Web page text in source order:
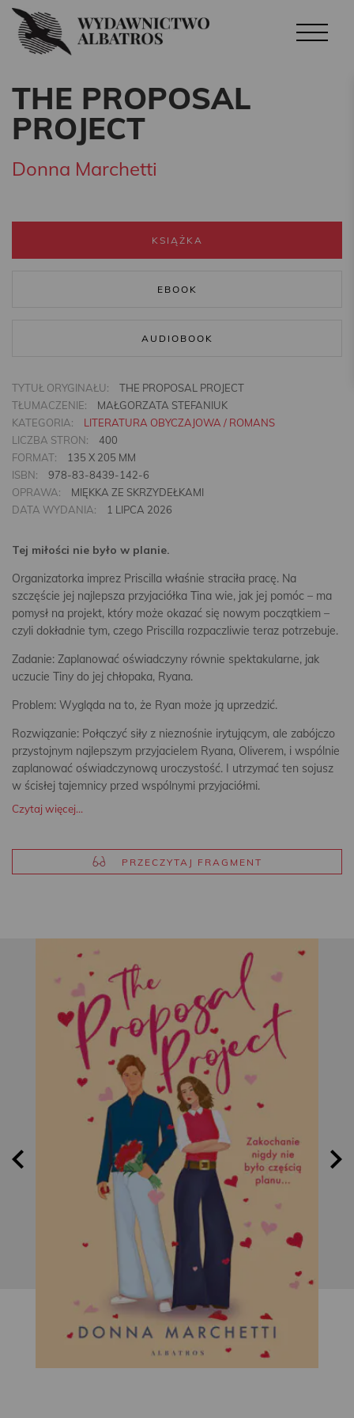
THE PROPOSAL
PROJECT
Donna Marchetti
KSIĄŻKA
EBOOK
AUDIOBOOK
TYTUŁ ORYGINAŁU:
THE PROPOSAL PROJECT
TŁUMACZENIE:
MAŁGORZATA STEFANIUK
KATEGORIA:
LITERATURA OBYCZAJOWA / ROMANS
LICZBA STRON:
400
FORMAT:
135 X 205 MM
ISBN:
978-83-8439-142-6
OPRAWA:
MIĘKKA ZE SKRZYDEŁKAMI
DATA WYDANIA:
1 LIPCA 2026
Tej miłości nie było w planie.
Organizatorka imprez Priscilla właśnie straciła pracę. Na
szczęście jej najlepsza przyjaciółka Tina wie, jak jej pomóc – ma
pomysł na projekt, który może okazać się nowym początkiem –
czyli dokładnie tym, czego Priscilla rozpaczliwie teraz potrzebuje.
Zadanie: Zaplanować oświadczyny równie spektakularne, jak
uczucie Tiny do jej chłopaka, Ryana.
Problem: Wygląda na to, że Ryan może ją uprzedzić.
Rozwiązanie: Połączyć siły z nieznośnie irytującym, ale zabójczo
przystojnym najlepszym przyjacielem Ryana, Oliverem, i wspólnie
zaplanować oświadczynową uroczystość. I utrzymać ten sojusz
w ścisłej tajemnicy przed wspólnymi przyjaciółmi.
Czytaj więcej...
PRZECZYTAJ FRAGMENT